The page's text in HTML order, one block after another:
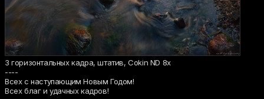
3 горизонтальных кадра, штатив, Cokin ND 8x
----
Всех с наступающим Новым Годом!
Всех благ и удачных кадров!